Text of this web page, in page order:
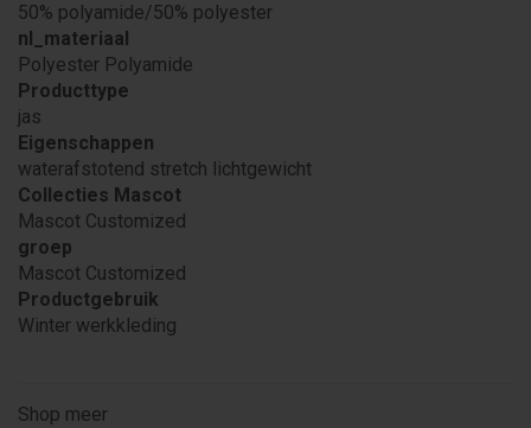
50% polyamide/50% polyester
nl_materiaal
Polyester Polyamide
Producttype
jas
Eigenschappen
waterafstotend stretch lichtgewicht
Collecties Mascot
Mascot Customized
groep
Mascot Customized
Productgebruik
Winter werkkleding
Shop meer